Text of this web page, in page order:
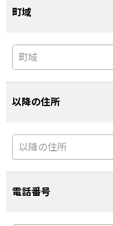
町域
以降の住所
電話番号